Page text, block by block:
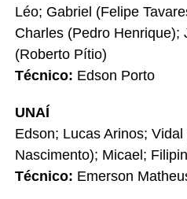
Léo; Gabriel (Felipe
Charles (Pedro Henrique);
(Roberto Pítio)
Técnico: Edson Porto
UNAÍ
Edson; Lucas Arinos;
Nascimento); Micael;
Técnico: Emerson